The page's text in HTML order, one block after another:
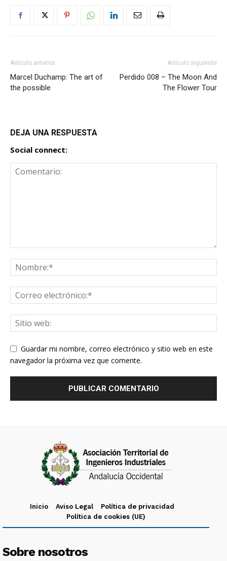
Artículo anterior
Marcel Duchamp: The art of
the possible
Artículo siguiente
Perdido 008 – The Moon And
The Flower Tour
DEJA UNA RESPUESTA
Social connect:
Guardar mi nombre, correo electrónico y sitio web en este
navegador la próxima vez que comente.
Inicio Aviso Legal
Política de privacidad
Política de cookies (UE)
Sobre nosotros